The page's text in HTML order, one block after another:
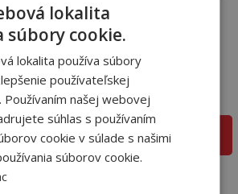
Hviezdy futbalu:
Lewandowski
Harry Coninx
Na sklade
pridať do košíka
lokalita
súbory cookie.
lokalita používa súbory
používateľskej
Používaním našej webovej
súhlas s používaním
cookie v súlade s našimi
súborov cookie.